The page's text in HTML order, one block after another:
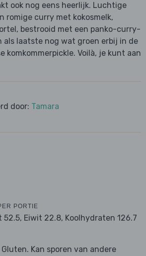
ook nog eens heerlijk. Luchtige
romige curry met kokosmelk,
bestrooid met een panko-curry-
als laatste nog wat groen erbij in de
komkommerpickle. Voilà, je kunt aan
door: Tamara
PORTIE
52.5, Eiwit 22.8, Koolhydraten 126.7
Kan sporen van andere